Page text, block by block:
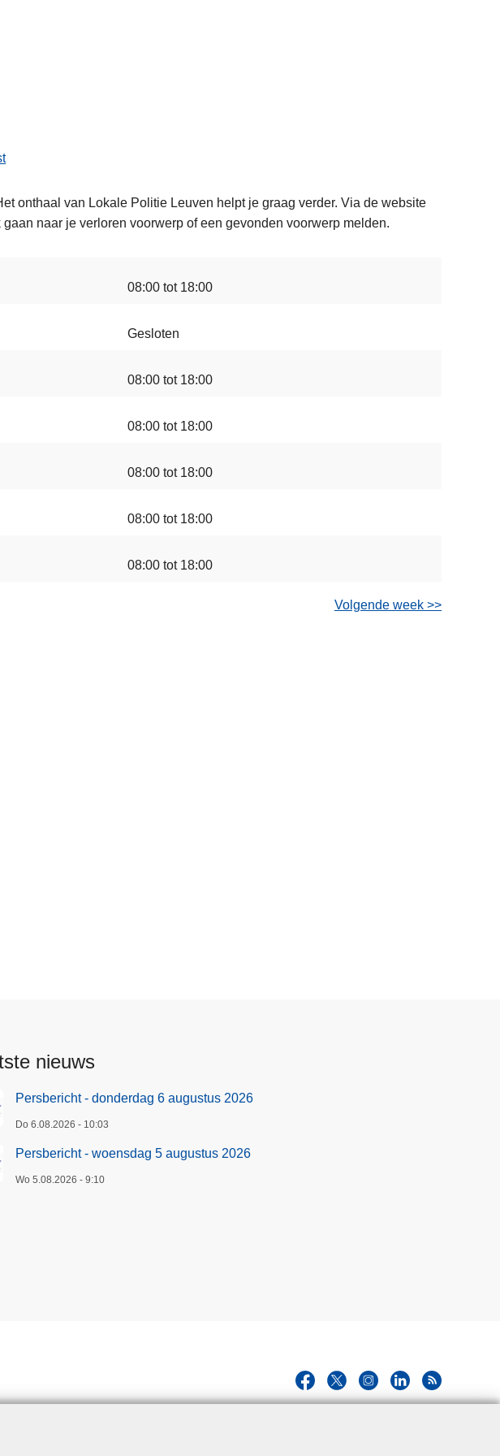
onthaal van Lokale Politie Leuven helpt je graag verder. Via de website
gaan naar je verloren voorwerp of een gevonden voorwerp melden.
08:00 tot 18:00
Gesloten
08:00 tot 18:00
08:00 tot 18:00
08:00 tot 18:00
08:00 tot 18:00
08:00 tot 18:00
Volgende week >>
nieuws
Persbericht - donderdag 6 augustus 2026
Do 6.08.2026 - 10:03
Persbericht - woensdag 5 augustus 2026
Wo 5.08.2026 - 9:10